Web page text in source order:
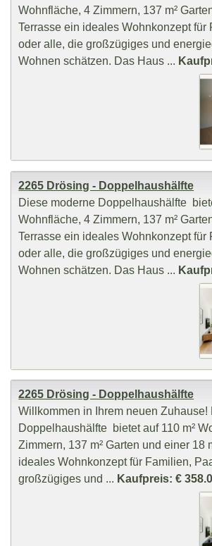
Wohnfläche, 4 Zimmern, 137 m²
Terrasse ein ideales Wohnkonzept für
oder alle, die großzügiges und
Wohnen schätzen. Das Haus ...
2265 Drösing - Doppelhaushälfte
Diese moderne Doppelhaushälfte
Wohnfläche, 4 Zimmern, 137 m²
Terrasse ein ideales Wohnkonzept für
oder alle, die großzügiges und
Wohnen schätzen. Das Haus ...
2265 Drösing - Doppelhaushälfte
Willkommen in Ihrem neuen Zuhause!
Doppelhaushälfte bietet auf 110 m²
Zimmern, 137 m² Garten und einer 18
ideales Wohnkonzept für Familien,
großzügiges und ... Kaufpreis: €